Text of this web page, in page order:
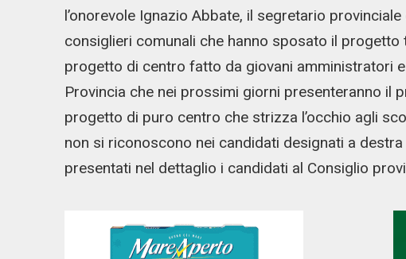
l’onorevole Ignazio Abbate, il segretario
consiglieri comunali che hanno sposato il
progetto di centro fatto da giovani amministratori
Provincia che nei prossimi giorni presenteranno il
progetto di puro centro che strizza l’occhio agli
non si riconoscono nei candidati designati a
presentati nel dettaglio i candidati al Consiglio